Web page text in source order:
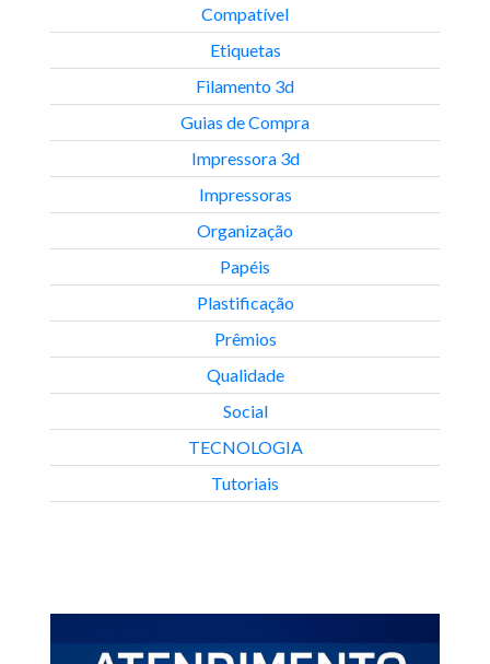
Compatível
Etiquetas
Filamento 3d
Guias de Compra
Impressora 3d
Impressoras
Organização
Papéis
Plastificação
Prêmios
Qualidade
Social
TECNOLOGIA
Tutoriais